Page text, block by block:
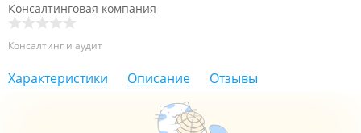
Консалтинговая компания
Консалтинг и аудит
Характеристики Описание Отзывы